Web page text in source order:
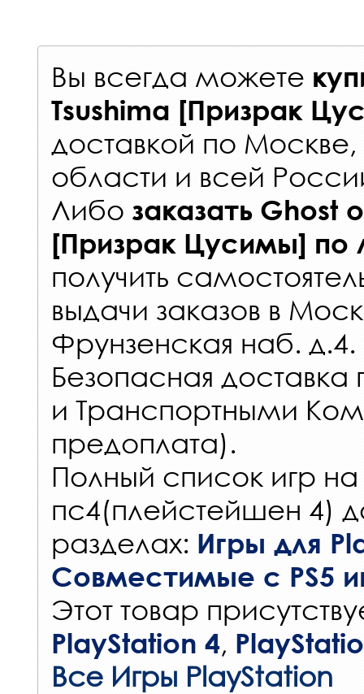
Вы всегда можете
Tsushima [Призрак
доставкой по
области и всей
Либо заказать Ghost
[Призрак Цусимы] по
получить
выдачи заказов в
Фрунзенская наб. д.4.
Безопасная
и Транспортными
предоплата).
Полный список игр на
пс4(плейстейшен 4)
разделах: Игры для
Совместимые с PS5
Этот товар
PlayStation 4,
Все Игры PlayStation